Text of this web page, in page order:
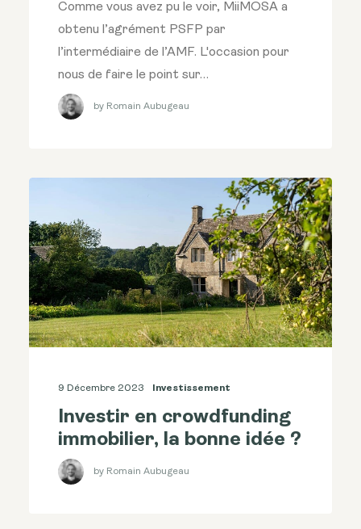
Comme vous avez pu le voir, MiiMOSA a
obtenu l’agrément PSFP par
l’intermédiaire de l’AMF. L'occasion pour
nous de faire le point sur…
by Romain Aubugeau
9 Décembre 2023 Investissement
Investir en crowdfunding
immobilier, la bonne idée ?
by Romain Aubugeau